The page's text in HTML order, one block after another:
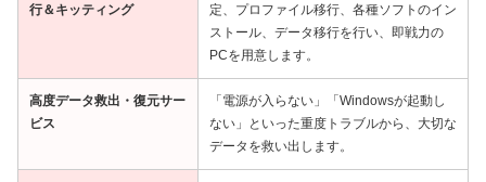
行＆キッティング
定、プロファイル移行、各種ソフトのイン
ストール、データ移行を行い、即戦力の
PCを用意します。
高度データ救出・復元サー
ビス
「電源が入らない」「Windowsが起動し
ない」といった重度トラブルから、大切な
データを救い出します。